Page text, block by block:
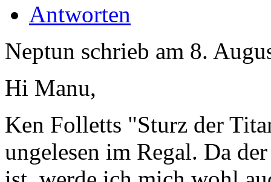
Antworten
Neptun schrieb am 8.
Hi Manu,
Ken Folletts "Sturz der
ungelesen im Regal. Da